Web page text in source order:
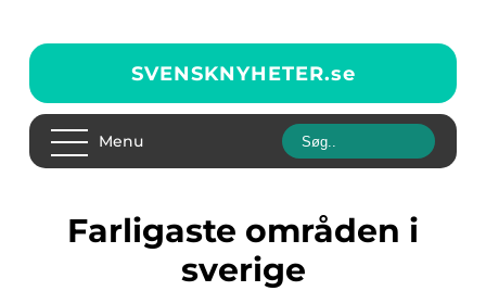
SVENSKNYHETER.se
Menu
farligaste områden i
sverige